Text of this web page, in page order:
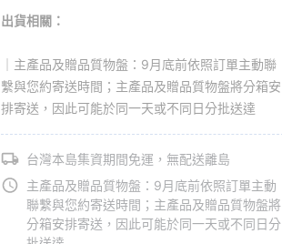
出貨相關：
｜主產品及贈品質物盤：9月底前依照訂單主動聯
繫與您約寄送時間；主產品及贈品質物盤將分箱安
排寄送，因此可能於同一天或不同日分批送達
台灣本島集資期間免運，無配送離島
主產品及贈品質物盤：9月底前依照訂單主動
聯繫與您約寄送時間；主產品及贈品質物盤將
分箱安排寄送，因此可能於同一天或不同日分